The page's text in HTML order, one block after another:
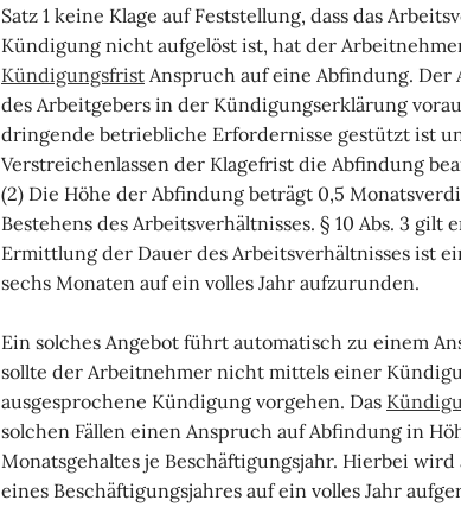
Satz 1 keine Klage auf Feststellung, dass das
Kündigung nicht aufgelöst ist, hat der
Kündigungsfrist Anspruch auf eine Abfindung.
des Arbeitgebers in der Kündigungserklärung
dringende betriebliche Erfordernisse gestützt ist
Verstreichenlassen der Klagefrist die Abfindung
(2) Die Höhe der Abfindung beträgt 0,5
Bestehens des Arbeitsverhältnisses. § 10 Abs. 3 gilt
Ermittlung der Dauer des Arbeitsverhältnisses ist
sechs Monaten auf ein volles Jahr aufzurunden.
Ein solches Angebot führt automatisch zu einem
sollte der Arbeitnehmer nicht mittels einer
ausgesprochene Kündigung vorgehen. Das
solchen Fällen einen Anspruch auf Abfindung in
Monatsgehaltes je Beschäftigungsjahr. Hierbei
eines Beschäftigungsjahres auf ein volles Jahr